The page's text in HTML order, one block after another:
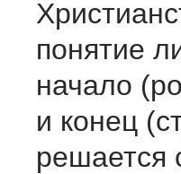
понятие
начало
и конец
решается